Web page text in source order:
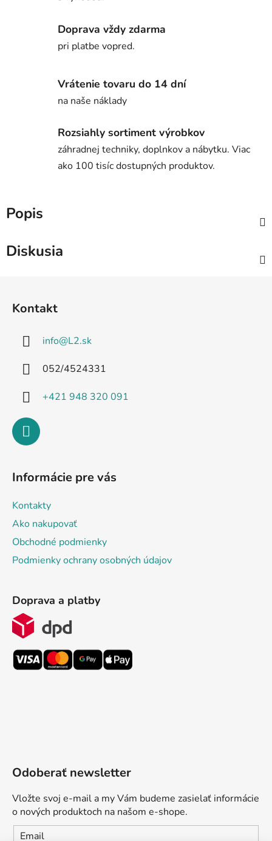
Doprava vždy zdarma
pri platbe vopred.
Vrátenie tovaru do 14 dní
na naše náklady
Rozsiahly sortiment výrobkov
záhradnej techniky, doplnkov a nábytku. Viac
ako 100 tisíc dostupných produktov.
Popis
Diskusia
Kontakt
info@L2.sk
052/4524331
+421 948 320 091
Informácie pre vás
Kontakty
Ako nakupovať
Obchodné podmienky
Podmienky ochrany osobných údajov
Doprava a platby
Odoberať newsletter
Vložte svoj e-mail a my Vám budeme zasielať informácie
o nových produktoch na našom e-shope.
Email